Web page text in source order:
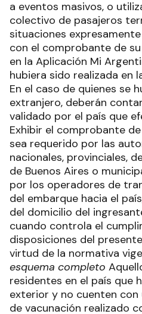
a eventos masivos, o
colectivo de pasajeros
situaciones
con el comprobante de
en la Aplicación Mi
hubiera sido realizada en
En el caso de quienes se
extranjero, deberán
validado por el país que
Exhibir el comprobante
sea requerido por las
nacionales, provinciales,
de Buenos Aires o
por los operadores de
del embarque hacia el
del domicilio del
cuando controla el
disposiciones del
virtud de la normativa
esquema completo
residentes en el país que
exterior y no cuenten
de vacunación realizado